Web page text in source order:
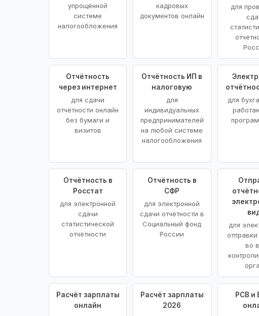
упрощённой
системе
налогообложения
кадровых
документов онлайн
для
Отчётность
через интернет
для сдачи
отчётности онлайн
без бумаги и
визитов
Отчётность ИП в
налоговую
для
индивидуальных
предпринимателей
на любой системе
налогообложения
для
Отчётность в
Росстат
для электронной
сдачи
статистической
отчётности
Отчётность в
СФР
для электронной
сдачи отчётности в
Социальный фонд
России
для
отправки
во
Расчёт зарплаты
онлайн
Расчёт зарплаты
2026
РСВ и